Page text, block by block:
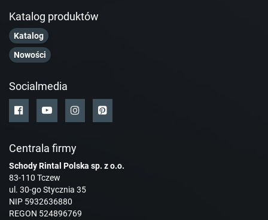
Katalog produktów
Katalog
Nowości
Socialmedia
Centrala firmy
Schody Rintal Polska sp. z o.o.
83-110 Tczew
ul. 30-go Stycznia 35
NIP 5932636880
REGON 524896769